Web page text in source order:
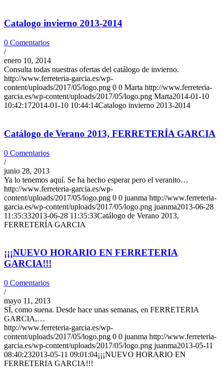
Catalogo invierno 2013-2014
0 Comentarios
/
enero 10, 2014
Consulta todas nuestras ofertas del catálogo de invierno.
http://www.ferreteria-garcia.es/wp-
content/uploads/2017/05/logo.png 0 0 Marta http://www.ferreteria-
garcia.es/wp-content/uploads/2017/05/logo.png Marta2014-01-10
10:42:172014-01-10 10:44:14Catalogo invierno 2013-2014
Catálogo de Verano 2013, FERRETERÍA GARCIA
0 Comentarios
/
junio 28, 2013
Ya lo tenemos aquí. Se ha hecho esperar pero el veranito…
http://www.ferreteria-garcia.es/wp-
content/uploads/2017/05/logo.png 0 0 juanma http://www.ferreteria-
garcia.es/wp-content/uploads/2017/05/logo.png juanma2013-06-28
11:35:332013-06-28 11:35:33Catálogo de Verano 2013,
FERRETERÍA GARCIA
¡¡¡NUEVO HORARIO EN FERRETERIA
GARCIA!!!
0 Comentarios
/
mayo 11, 2013
SÍ, como suena. Desde hace unas semanas, en FERRETERIA
GARCIA,…
http://www.ferreteria-garcia.es/wp-
content/uploads/2017/05/logo.png 0 0 juanma http://www.ferreteria-
garcia.es/wp-content/uploads/2017/05/logo.png juanma2013-05-11
08:40:232013-05-11 09:01:04¡¡¡NUEVO HORARIO EN
FERRETERIA GARCIA!!!